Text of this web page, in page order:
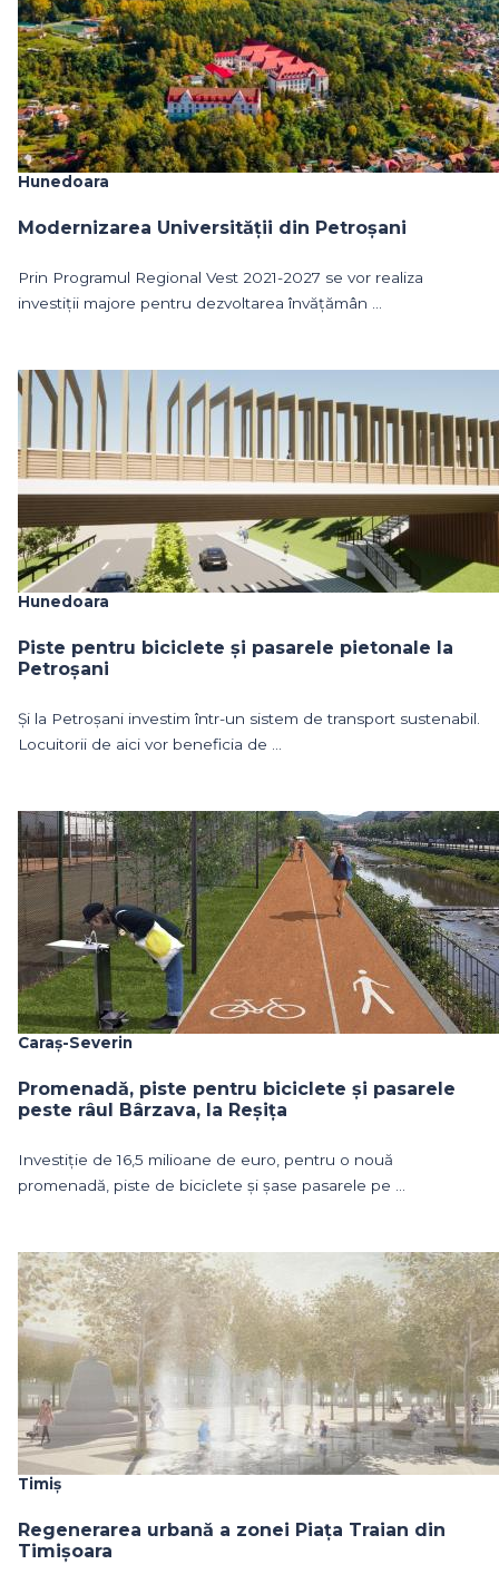
Hunedoara
Modernizarea Universității din Petroșani
Prin Programul Regional Vest 2021-2027 se vor realiza
investiții majore pentru dezvoltarea învățămân ...
Hunedoara
Piste pentru biciclete și pasarele pietonale la
Petroșani
Și la Petroșani investim într-un sistem de transport sustenabil.
Locuitorii de aici vor beneficia de ...
Caraș-Severin
Promenadă, piste pentru biciclete și pasarele
peste râul Bârzava, la Reșița
Investiție de 16,5 milioane de euro, pentru o nouă
promenadă, piste de biciclete și șase pasarele pe ...
Timiș
Regenerarea urbană a zonei Piața Traian din
Timișoara